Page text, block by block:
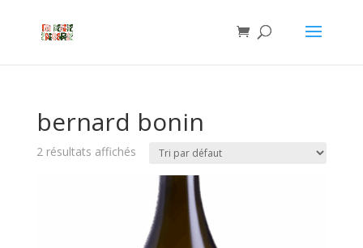
bernard bonin
2 résultats affichés